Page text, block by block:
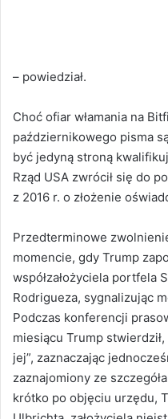
– powiedział.
Choć ofiar włamania na
październikowego pisma
być jedyną stroną
Rząd USA zwrócił się do
z 2016 r. o złożenie
Przedterminowe
momencie, gdy Trump
współzałożyciela portfela
Rodrigueza, sygnalizując
Podczas konferencji
miesiącu Trump
jej”, zaznaczając
zaznajomiony ze
krótko po objęciu urzędu,